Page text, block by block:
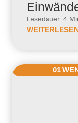
Lesedauer: 4
01